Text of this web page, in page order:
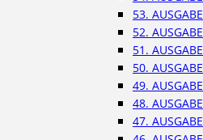
53. AUSGABE
52. AUSGABE
51. AUSGABE
50. AUSGABE
49. AUSGABE
48. AUSGABE
47. AUSGABE